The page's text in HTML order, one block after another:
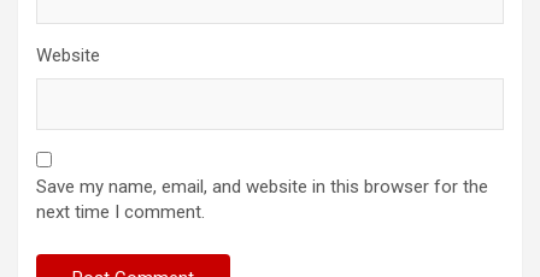
Website
Save my name, email, and website in this browser for the
next time I comment.